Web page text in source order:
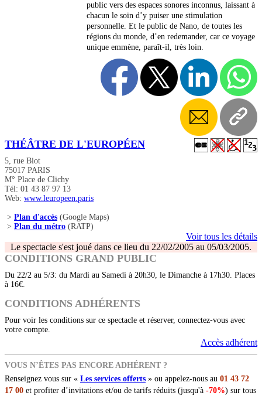
public vers des espaces sonores inconnus, laissant à
chacun le soin d’y puiser une stimulation
personnelle. Et le public de Nano, de toutes les
régions du monde, d’en redemander, car ce voyage
unique emmène, paraît-il, très loin.
THÉÂTRE DE L'EUROPÉEN
5, rue Biot
75017 PARIS
M° Place de Clichy
Tél: 01 43 87 97 13
Web: www.leuropeen.paris
> Plan d'accès (Google Maps)
> Plan du métro (RATP)
Voir tous les détails
Le spectacle s'est joué dans ce lieu du 22/02/2005 au 05/03/2005.
CONDITIONS GRAND PUBLIC
Du 22/2 au 5/3: du Mardi au Samedi à 20h30, le Dimanche à 17h30. Places
à 16€.
CONDITIONS ADHÉRENTS
Pour voir les conditions sur ce spectacle et réserver, connectez-vous avec
votre compte.
Accès adhérent
VOUS N’ÊTES PAS ENCORE ADHÉRENT ?
Renseignez vous sur « Les services offerts » ou appelez-nous au 01 43 72
17 00 et profiter d’invitations et/ou de tarifs réduits (jusqu'à -70%) sur tous